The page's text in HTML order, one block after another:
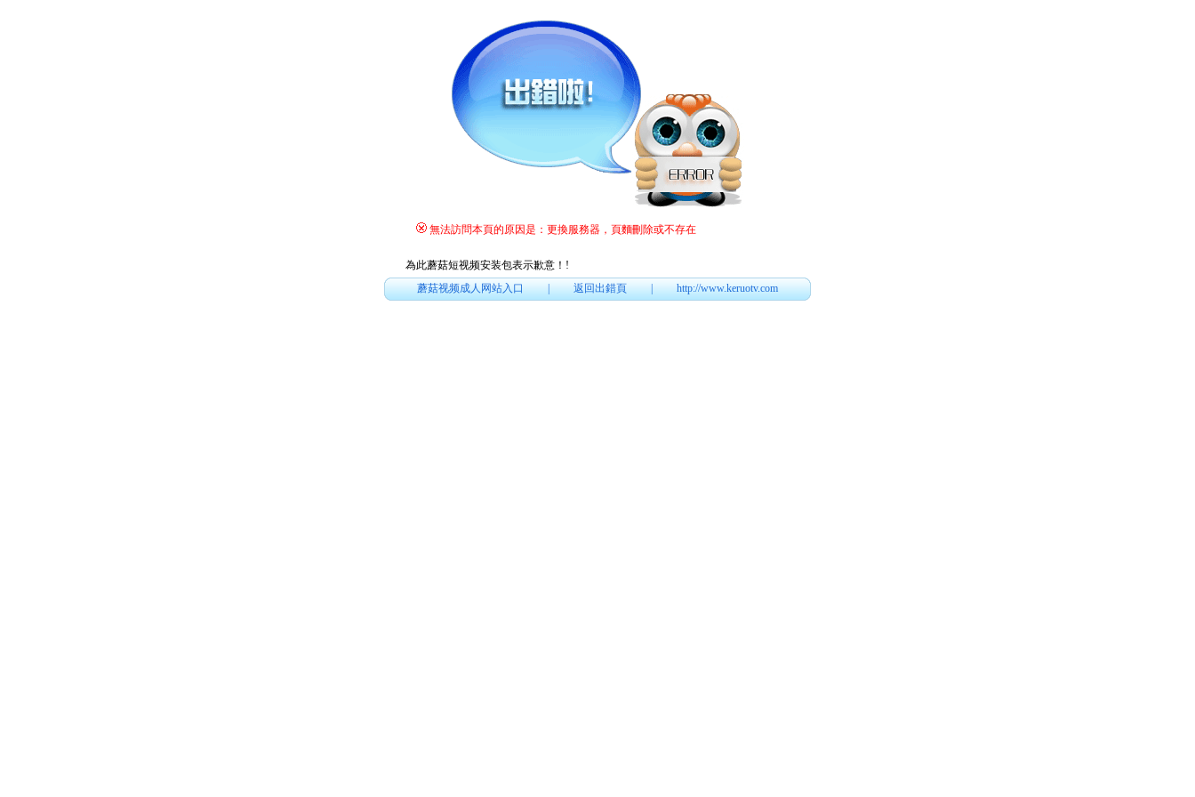
無法訪問本頁的原因是：更換服務器，頁麵刪除或不存在
為此蘑菇短视频安装包表示歉意！ !
蘑菇视频成人网站入口|返回出錯頁|http://www.keruotv.com